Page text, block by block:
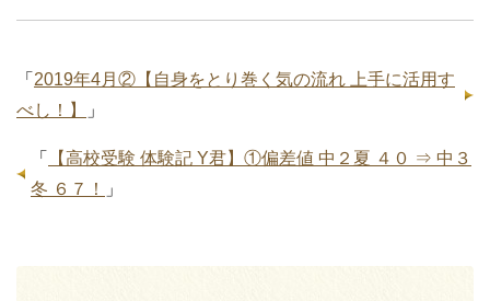
「 2019年4月②【自身をとり巻く気の流れ 上手に活用す
べし！】
」
「
【高校受験 体験記 Y君】①偏差値 中２夏 ４０ ⇒ 中３
冬 ６７！
」